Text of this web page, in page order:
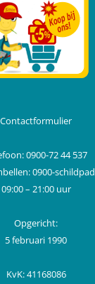
Contactformulier
0900-72 44 537
0900-schildpad
09:00 – 21:00 uur
Opgericht:
5 februari 1990
KvK: 41168086